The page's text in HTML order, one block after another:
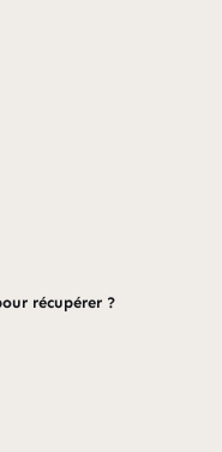
récupérer ?